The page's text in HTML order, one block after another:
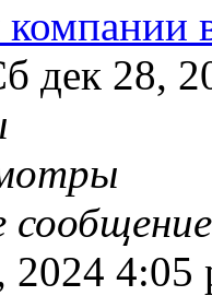
компании
дек 28,
2024 4:05